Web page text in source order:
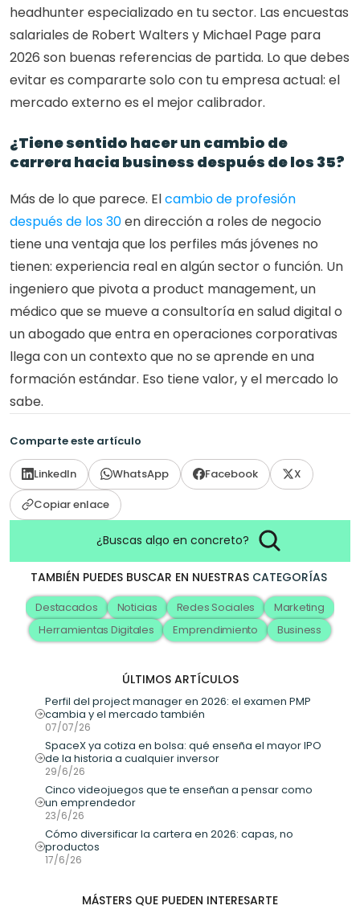
headhunter especializado en tu sector. Las encuestas
salariales de Robert Walters y Michael Page para
2026 son buenas referencias de partida. Lo que debes
evitar es compararte solo con tu empresa actual: el
mercado externo es el mejor calibrador.
¿Tiene sentido hacer un cambio de
carrera hacia business después de los 35?
Más de lo que parece. El cambio de profesión
después de los 30 en dirección a roles de negocio
tiene una ventaja que los perfiles más jóvenes no
tienen: experiencia real en algún sector o función. Un
ingeniero que pivota a product management, un
médico que se mueve a consultoría en salud digital o
un abogado que entra en operaciones corporativas
llega con un contexto que no se aprende en una
formación estándar. Eso tiene valor, y el mercado lo
sabe.
Comparte este artículo
LinkedIn WhatsApp Facebook
X
Copiar enlace
¿Buscas algo en concreto?
TAMBIÉN PUEDES BUSCAR EN NUESTRAS CATEGORÍAS
Destacados Noticias Redes Sociales
Marketing
Herramientas Digitales
Emprendimiento Business
ÚLTIMOS ARTÍCULOS
Perfil del project manager en 2026: el examen PMP
cambia y el mercado también
07/07/26
SpaceX ya cotiza en bolsa: qué enseña el mayor IPO
de la historia a cualquier inversor
29/6/26
Cinco videojuegos que te enseñan a pensar como
un emprendedor
23/6/26
Cómo diversificar la cartera en 2026: capas, no
productos
17/6/26
MÁSTERS QUE PUEDEN INTERESARTE